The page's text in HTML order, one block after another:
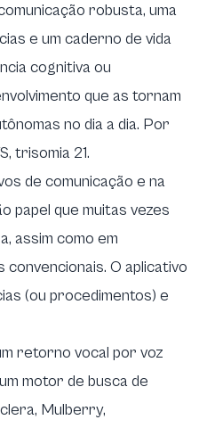
robusta, uma
e um caderno de vida
cognitiva ou
que as tornam
no dia a dia. Por
trisomia 21.
de comunicação e na
papel que muitas vezes
assim como em
convencionais. O aplicativo
(ou procedimentos) e
retorno vocal por voz
motor de busca de
, Mulberry,